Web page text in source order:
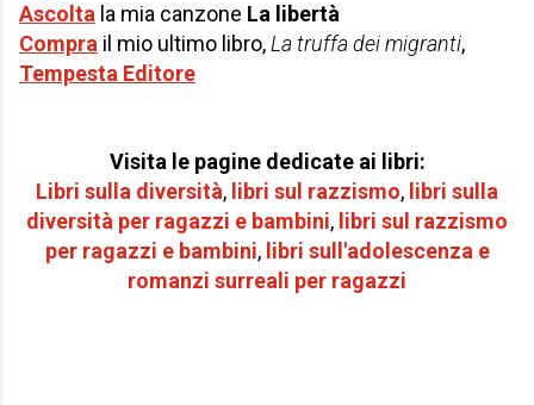
Ascolta la mia canzone La libertà
Compra il mio ultimo libro,La truffa dei migranti,
Tempesta Editore
Visita le pagine dedicate ai libri:
Libri sulla diversità, libri sul razzismo, libri sulla
diversità per ragazzi e bambini, libri sul razzismo
per ragazzi e bambini, libri sull'adolescenza e
romanzi surreali per ragazzi